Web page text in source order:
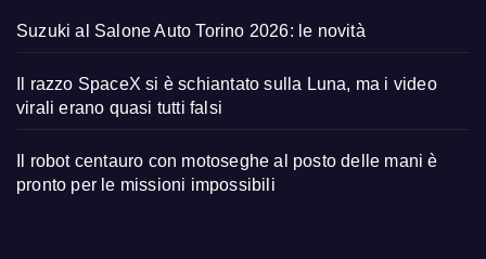
Suzuki al Salone Auto Torino 2026: le novità
Il razzo SpaceX si è schiantato sulla Luna, ma i video
virali erano quasi tutti falsi
Il robot centauro con motoseghe al posto delle mani è
pronto per le missioni impossibili